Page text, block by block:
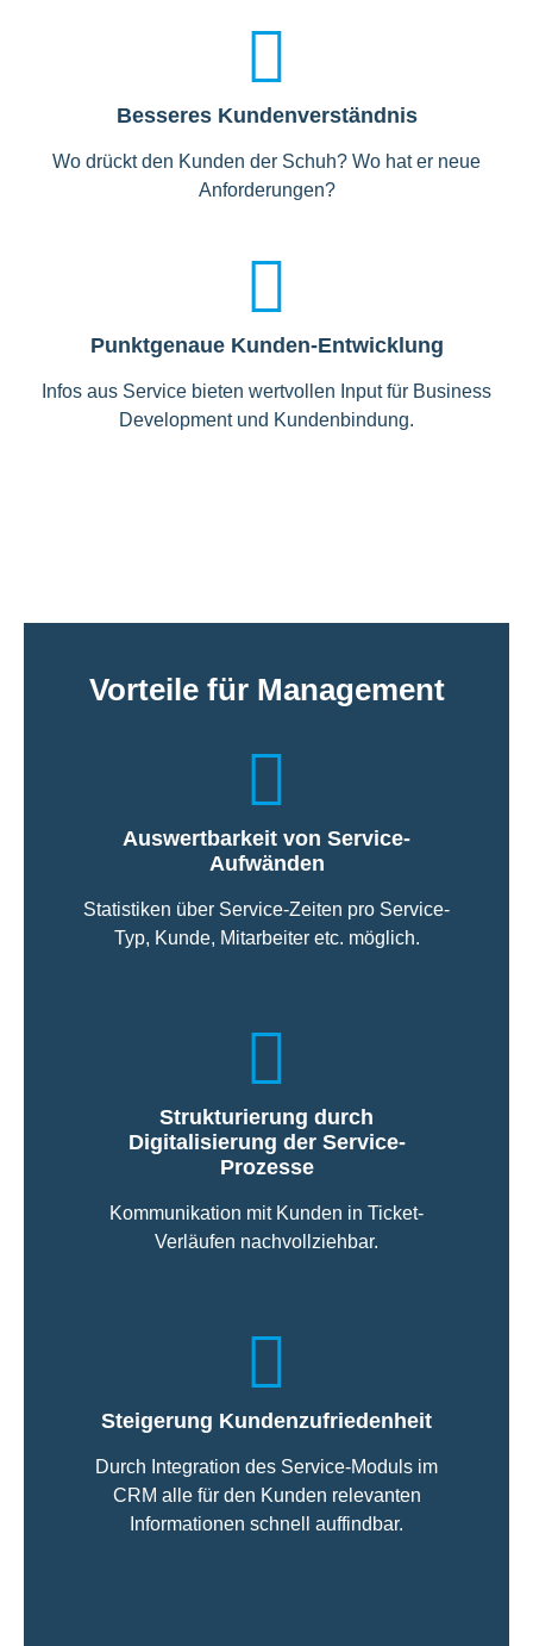
Besseres Kundenverständnis
Wo drückt den Kunden der Schuh? Wo hat er neue
Anforderungen?
Punktgenaue Kunden-Entwicklung
Infos aus Service bieten wertvollen Input für Business
Development und Kundenbindung.
Vorteile für Management
Auswertbarkeit von Service-
Aufwänden
Statistiken über Service-Zeiten pro Service-
Typ, Kunde, Mitarbeiter etc. möglich.
Strukturierung durch
Digitalisierung der Service-
Prozesse
Kommunikation mit Kunden in Ticket-
Verläufen nachvollziehbar.
Steigerung Kundenzufriedenheit
Durch Integration des Service-Moduls im
CRM alle für den Kunden relevanten
Informationen schnell auffindbar.